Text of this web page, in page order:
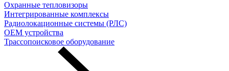
Охранные тепловизоры
Интегрированные комплексы
Радиолокационные системы (РЛС)
OEM устройства
Трассопоисковое оборудование